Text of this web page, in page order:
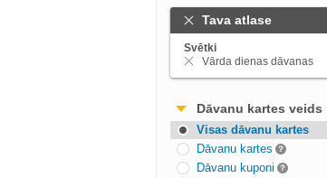
Tava atlase
Svētki
Vārda dienas dāvanas
Dāvanu kartes veids
Visas dāvanu kartes
Dāvanu kartes
Dāvanu kuponi